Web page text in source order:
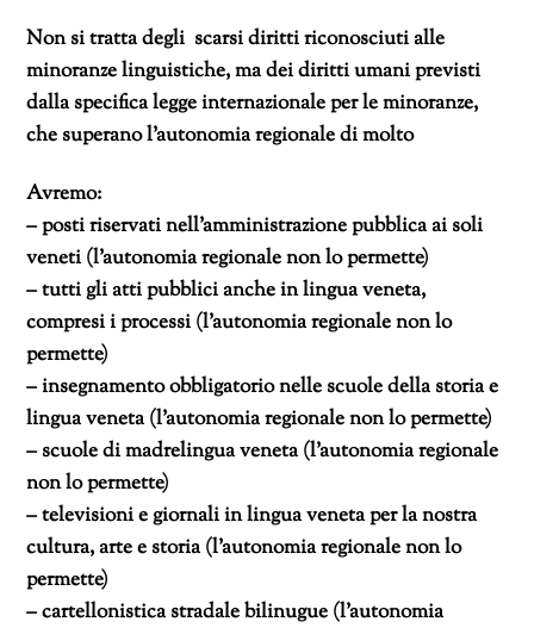
Non si tratta degli scarsi diritti riconosciuti alle
minoranze linguistiche, ma deidiritti umaniprevisti
dalla specifica legge internazionale per le minoranze,
che superano l’autonomia regionale di molto
Avremo:
– posti riservati nell’amministrazione pubblica ai soli
veneti (l’autonomia regionale non lo permette)
– tutti gli atti pubblici anche in lingua veneta,
compresi i processi (l’autonomia regionale non lo
permette)
– insegnamento obbligatorio nelle scuole della storia e
lingua veneta (l’autonomia regionale non lo permette)
– scuole di madrelingua veneta (l’autonomia regionale
non lo permette)
– televisioni e giornali in lingua veneta per la nostra
cultura, arte e storia (l’autonomia regionale non lo
permette)
– cartellonistica stradale bilinugue (l’autonomia